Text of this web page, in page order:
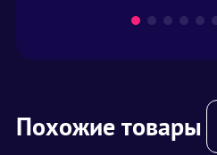
Похожие товары